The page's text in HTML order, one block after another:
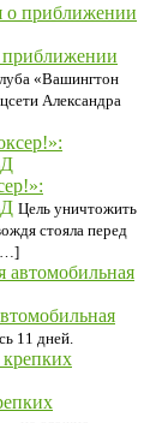
приближении
«Вашингтон
Александра
Цель уничтожить
стояла перед
11 дней.